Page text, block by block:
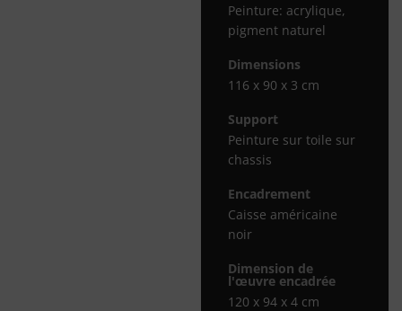
Peinture: acrylique,
pigment naturel
Dimensions
116 x 90 x 3 cm
Support
Peinture sur toile sur
chassis
Encadrement
Caisse américaine
noir
Dimension de
l'œuvre encadrée
120 x 94 x 4 cm